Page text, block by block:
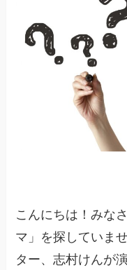
こんにちは！みな
マ」を探していま
ター、志村けんが